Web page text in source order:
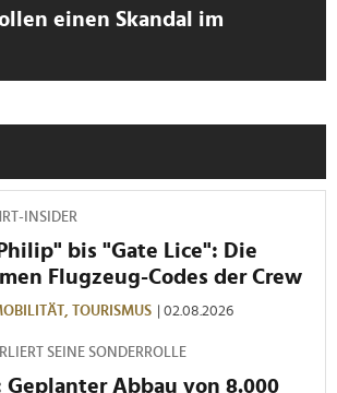
um Inhalte und Anzeigen zu
für soziale Medien anbieten
Zugriffe auf unsere Website zu
und Analysen weiter. Unsere
Informationen möglicherweise mit
die Sie ihnen bereitgestellt
im Rahmen Ihrer Nutzung der Dienste
einen Skandal im
INSIDER
bis "Gate Lice": Die
Flugzeug-Codes der Crew
TOURISMUS | 02.08.2026
SEINE SONDERROLLE
Geplanter Abbau von 8.000